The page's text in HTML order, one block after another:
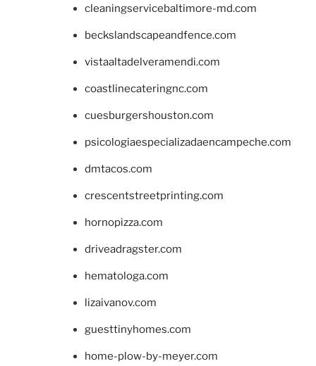
cleaningservicebaltimore-md.com
beckslandscapeandfence.com
vistaaltadelveramendi.com
coastlinecateringnc.com
cuesburgershouston.com
psicologiaespecializadaencampeche.com
dmtacos.com
crescentstreetprinting.com
hornopizza.com
driveadragster.com
hematologa.com
lizaivanov.com
guesttinyhomes.com
home-plow-by-meyer.com